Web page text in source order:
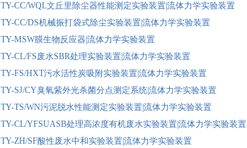
TY-CC/WQL文丘里除尘器性能测定实验装置|流体力学实验装置
TY-CC/DS机械振打袋式除尘实验装置|流体力学实验装置
TY-MSW膜生物反应器|流体力学实验装置
TY-CL/FS废水SBR处理实验装置|流体力学实验装置
TY-FS/HXT污水活性炭吸附实验装置|流体力学实验装置
TY-SJ/CY臭氧紫外光杀菌分点测定系统|流体力学实验装置
TY-TS/WN污泥脱水性能测定实验装置|流体力学实验装置
TY-CL/YFSUASB处理高浓度有机废水实验装置|流体力学实验装置
TY-ZH/SF酸性废水中和实验装置|流体力学实验装置